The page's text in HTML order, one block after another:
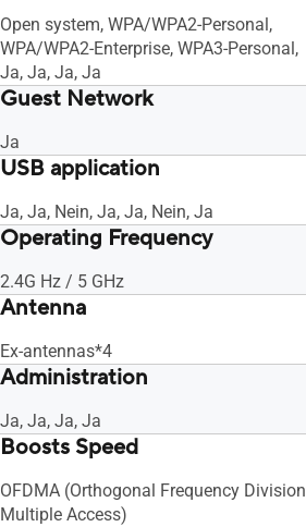
Open system, WPA/WPA2-Personal,
WPA/WPA2-Enterprise, WPA3-Personal,
Ja, Ja, Ja, Ja
Guest Network
Ja
USB application
Ja, Ja, Nein, Ja, Ja, Nein, Ja
Operating Frequency
2.4G Hz / 5 GHz
Antenna
Ex-antennas*4
Administration
Ja, Ja, Ja, Ja
Boosts Speed
OFDMA (Orthogonal Frequency Division
Multiple Access)